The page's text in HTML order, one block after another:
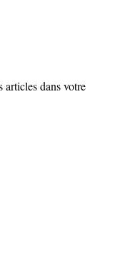
articles dans votre